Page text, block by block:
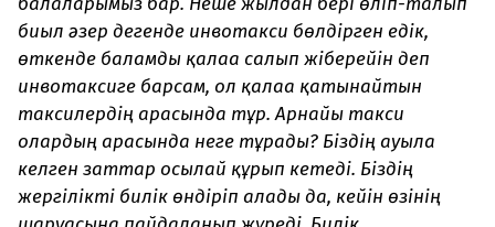
биыл әзер дегенде инвотакси бөлдірген едік,
өткенде баламды қалаға салып жіберейін деп
инвотаксиге барсам, ол қалаға қатынайтын
таксилердің арасында тұр. Арнайы такси
олардың арасында неге тұрады? Біздің ауылға
келген заттар осылай құрып кетеді. Біздің
жергілікті билік өндіріп алады да, кейін өзінің